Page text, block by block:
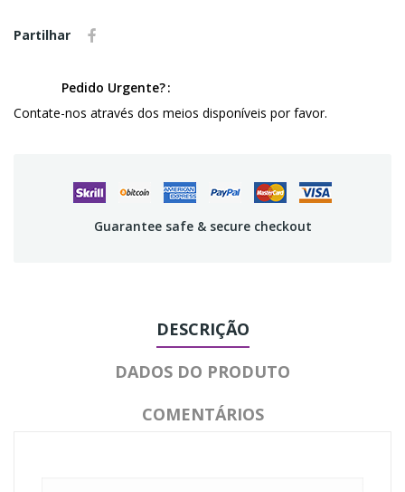
Partilhar
Pedido Urgente?
Contate-nos através dos meios disponíveis por favor.
Guarantee safe & secure checkout
DESCRIÇÃO
DADOS DO PRODUTO
COMENTÁRIOS